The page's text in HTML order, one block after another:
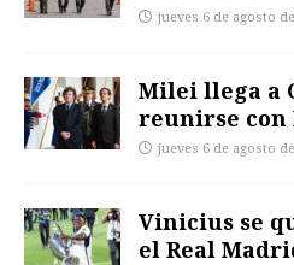
jueves 6 de agosto
Milei llega a
reunirse con
jueves 6 de agosto
Vinicius se
el Real